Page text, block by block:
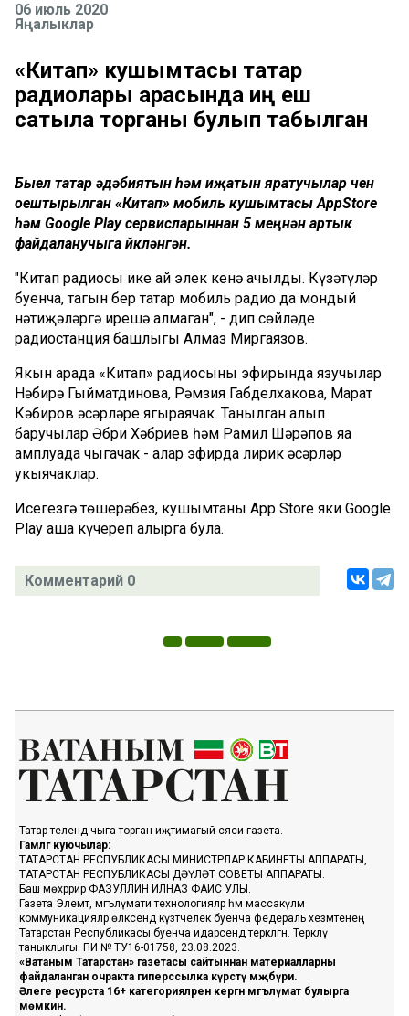
06 июль 2020
Яңалыклар
«Китап» кушымтасы татар
радиолары арасында иң еш
сатыла торганы булып табылган
Быел татар әдәбиятын һәм иҗатын яратучылар өчен
оештырылган «Китап» мобиль кушымтасы AppStore
һәм Google Play сервисларыннан 5 меңнән артык
файдаланучыга йөкләнгән.
"Китап радиосы ике ай элек кенә ачылды. Күзәтүләр
буенча, тагын бер татар мобиль радио да мондый
нәтиҗәләргә ирешә алмаган", - дип сөйләде
радиостанция башлыгы Алмаз Миргаязов.
Якын арада «Китап» радиосының эфирында язучылар
Нәбирә Гыйматдинова, Рәмзия Габделхакова, Марат
Кәбиров әсәрләре яңгыраячак. Танылган алып
баручылар Әбри Хәбриев һәм Рамил Шәрәпов яңа
амплуада чыгачак - алар эфирда лирик әсәрләр
укыячаклар.
Исегезгә төшерәбез, кушымтаны App Store яки Google
Play аша күчереп алырга була.
Комментарий 0
Татар телендә чыга торган иҗтимагый-сәяси газета.
Гамәлгә куючылар:
ТАТАРСТАН РЕСПУБЛИКАСЫ МИНИСТРЛАР КАБИНЕТЫ АППАРАТЫ,
ТАТАРСТАН РЕСПУБЛИКАСЫ ДӘҮЛӘТ СОВЕТЫ АППАРАТЫ.
Баш мөхәррир ФАЗУЛЛИН ИЛНАЗ ФАИС УЛЫ.
Газета Элемтә, мәгълүмати технологияләр һәм массакүләм
коммуникацияләр өлкәсендә күзәтчелек буенча федераль хезмәтенең
Татарстан Республикасы буенча идарәсендә теркәлгән. Теркәлү
таныклыгы: ПИ № ТУ16-01758, 23.08.2023.
«Ватаным Татарстан» газетасы сайтыннан материалларны
файдаланган очракта гиперссылка күрсәтү мәҗбүри.
Әлеге ресурста 16+ категорияләренә кергән мәгълүмат булырга
мөмкин.